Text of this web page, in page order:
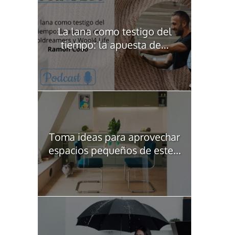
La lana como testigo del
tiempo: la apuesta de...
Toma ideas para aprovechar
espacios pequeños de este...